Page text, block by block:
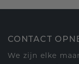
CONTACT
We zijn elke